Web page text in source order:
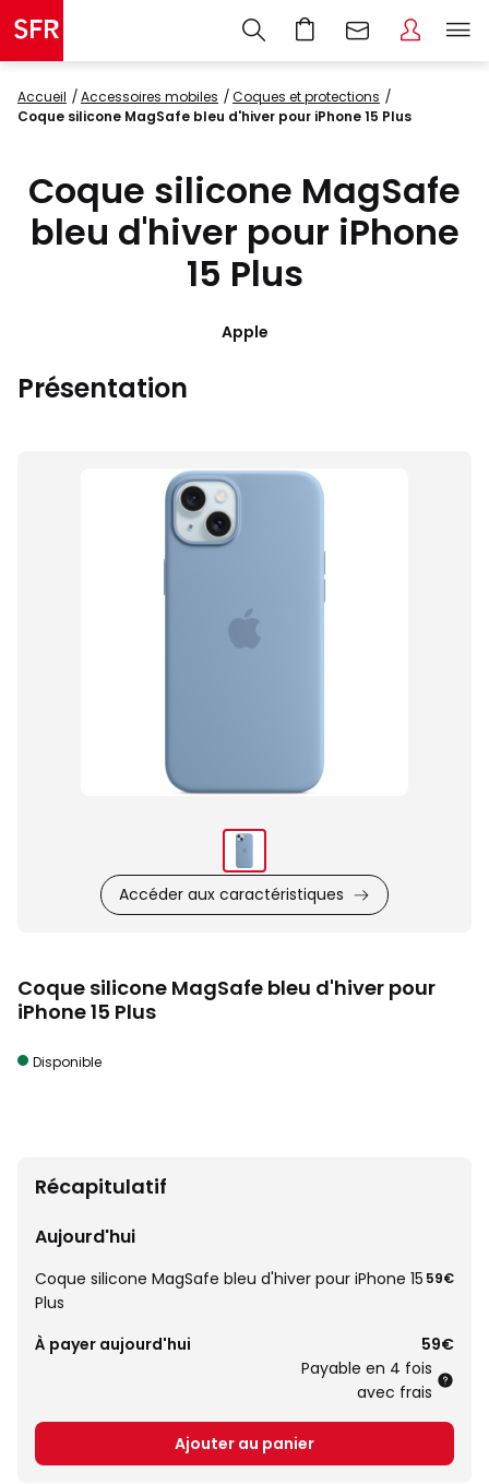
Accueil accessoires mobiles
coques et protections
Coque silicone MagSafe bleu d'hiver pour iPhone 15 Plus
Coque silicone MagSafe
bleu d'hiver pour iPhone
15 Plus
Apple
Présentation
Images
Accéder aux caractéristiques
Coque silicone MagSafe bleu d'hiver pour
iPhone 15 Plus
Disponible
Récapitulatif
Aujourd'hui
Coque silicone MagSafe bleu d'hiver pour iPhone 15
Plus
59€
À payer aujourd'hui
59€
Payable en 4 fois
avec frais
Ajouter au panier